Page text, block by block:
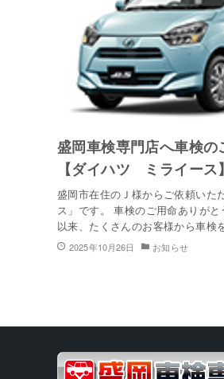
盛岡車検専門店へ車検の
【ダイハツ ミライース】
盛岡市在住のＪ様からご依頼い
ス」です。 車検のご用命ありが
以来、たくさんのお客様から車検
2025年10月26日 お知らせ